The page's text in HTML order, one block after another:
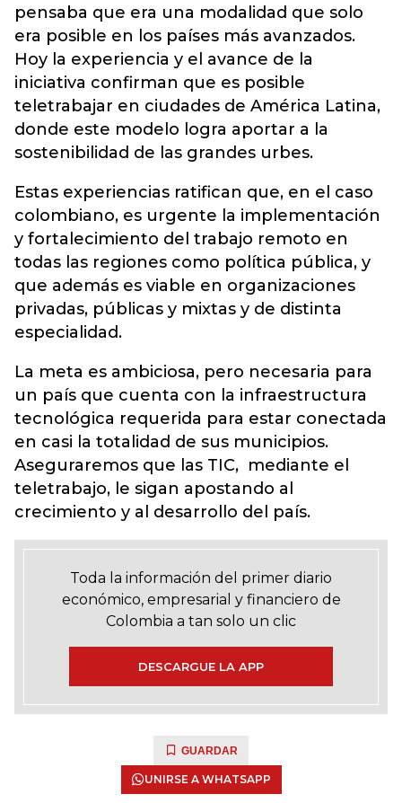
pensaba que era una modalidad que solo
era posible en los países más avanzados.
Hoy la experiencia y el avance de la
iniciativa confirman que es posible
teletrabajar en ciudades de América Latina,
donde este modelo logra aportar a la
sostenibilidad de las grandes urbes.
Estas experiencias ratifican que, en el caso
colombiano, es urgente la implementación
y fortalecimiento del trabajo remoto en
todas las regiones como política pública, y
que además es viable en organizaciones
privadas, públicas y mixtas y de distinta
especialidad.
La meta es ambiciosa, pero necesaria para
un país que cuenta con la infraestructura
tecnológica requerida para estar conectada
en casi la totalidad de sus municipios.
Aseguraremos que las TIC, mediante el
teletrabajo, le sigan apostando al
crecimiento y al desarrollo del país.
Toda la información del primer diario
económico, empresarial y financiero de
Colombia a tan solo un clic
DESCARGUE LA APP
GUARDAR
UNIRSE A WHATSAPP